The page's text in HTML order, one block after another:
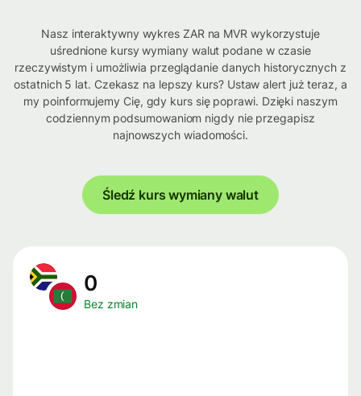
Nasz interaktywny wykres ZAR na MVR wykorzystuje
uśrednione kursy wymiany walut podane w czasie
rzeczywistym i umożliwia przeglądanie danych historycznych z
ostatnich 5 lat. Czekasz na lepszy kurs? Ustaw alert już teraz, a
my poinformujemy Cię, gdy kurs się poprawi. Dzięki naszym
codziennym podsumowaniom nigdy nie przegapisz
najnowszych wiadomości.
Śledź kurs wymiany walut
0
Bez zmian